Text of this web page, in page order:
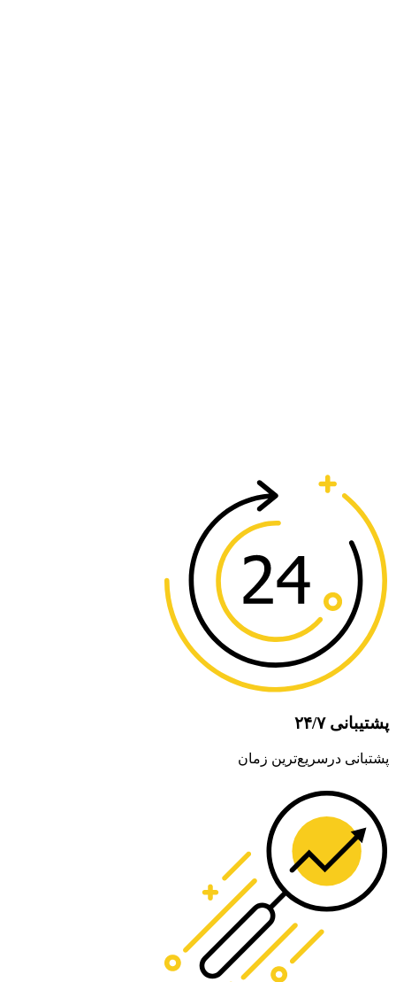
پشتیبانی ۲۴/۷
پشتبانی درسریع‌ترین زمان